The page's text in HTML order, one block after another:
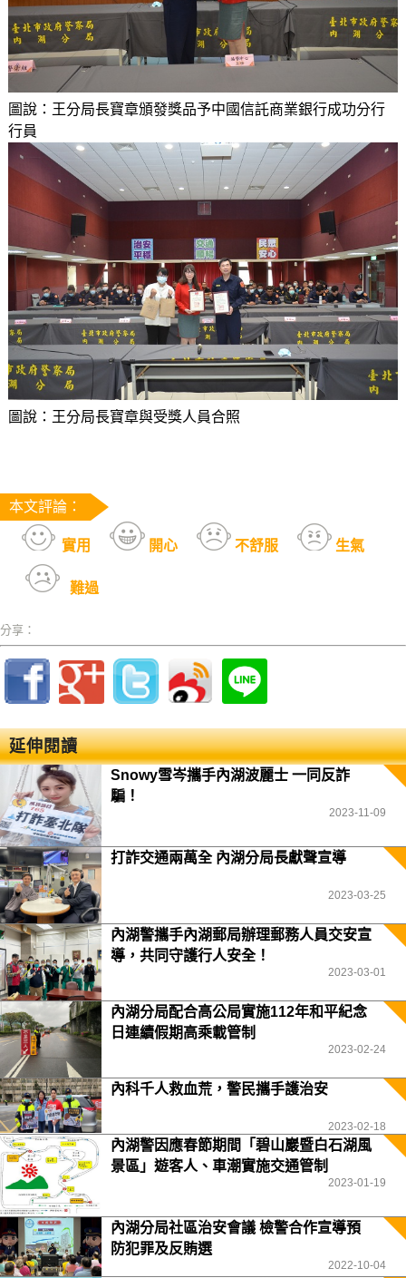
圖說：王分局長寶章頒發獎品予中國信託商業銀行成功分行
行員
圖說：王分局長寶章與受獎人員合照
本文評論：
實用 開心 不舒服 生氣
難過
分享：
延伸閱讀
Snowy雪岑攜手內湖波麗士 一同反詐
騙！
2023-11-09
打詐交通兩萬全 內湖分局長獻聲宣導
2023-03-25
內湖警攜手內湖郵局辦理郵務人員交安宣
導，共同守護行人安全！
2023-03-01
內湖分局配合高公局實施112年和平紀念
日連續假期高乘載管制
2023-02-24
內科千人救血荒，警民攜手護治安
2023-02-18
內湖警因應春節期間「碧山巖暨白石湖風
景區」遊客人、車潮實施交通管制
2023-01-19
內湖分局社區治安會議 檢警合作宣導預
防犯罪及反賄選
2022-10-04